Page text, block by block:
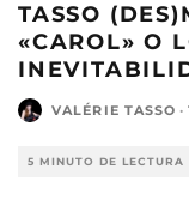
TASSO
«CAROL» O
VALÉRIE TASSO ·
5 MINUTO DE LECTURA